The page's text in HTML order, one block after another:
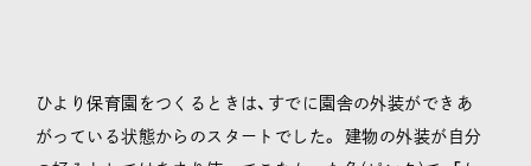
ひより保育園をつくるときは、すでに園舎の外装ができあ
がっている状態からのスタートでした。 建物の外装が自分